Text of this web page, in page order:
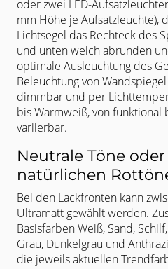
oder zwei LED-
mm Höhe je Aufsatzleuchte),
Lichtsegel das Rechteck des
und unten weich abrunden
optimale Ausleuchtung des
Beleuchtung von
dimmbar und per
bisWarmweiß, von funktional
variierbar.
Neutrale Töne
natürlichen
Bei den Lackfronten kann
Ultramatt gewähltwerden.
Basisfarben Weiß, Sand,
Grau, Dunkelgrau und
die jeweilsaktuellen